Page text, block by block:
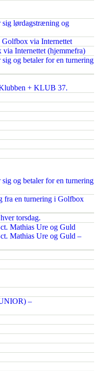
lørdagstræning og
via Internettet
Internettet (hjemmefra)
og betaler for en turnering
+ KLUB 37.
og betaler for en turnering
fra en turnering i Golfbox
torsdag.
Mathias Ure og Guld
Mathias Ure og Guld –
–